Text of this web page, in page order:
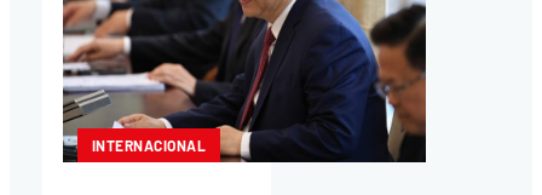
INTERNACIONAL